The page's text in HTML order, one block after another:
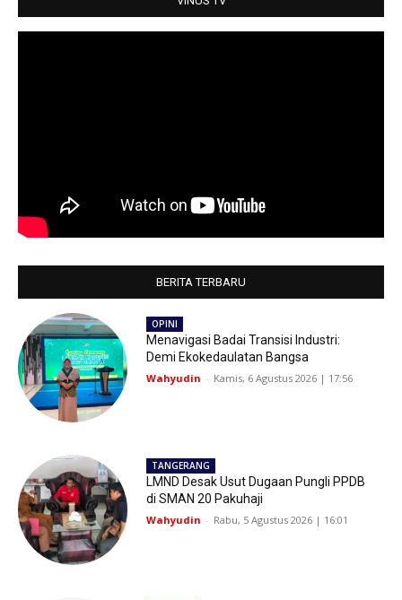
BERITA TERBARU
OPINI
Menavigasi Badai Transisi Industri:
Demi Ekokedaulatan Bangsa
Wahyudin - Kamis, 6 Agustus 2026 | 17:56
TANGERANG
LMND Desak Usut Dugaan Pungli PPDB
di SMAN 20 Pakuhaji
Wahyudin - Rabu, 5 Agustus 2026 | 16:01